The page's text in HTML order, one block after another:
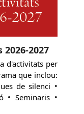
2027
d'activitats per
que inclou:
de silenci •
• Seminaris •